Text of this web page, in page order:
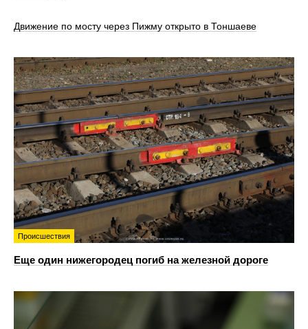
Движение по мосту через Пижму открыто в Тоншаеве
Происшествия
Еще один нижегородец погиб на железной дороге